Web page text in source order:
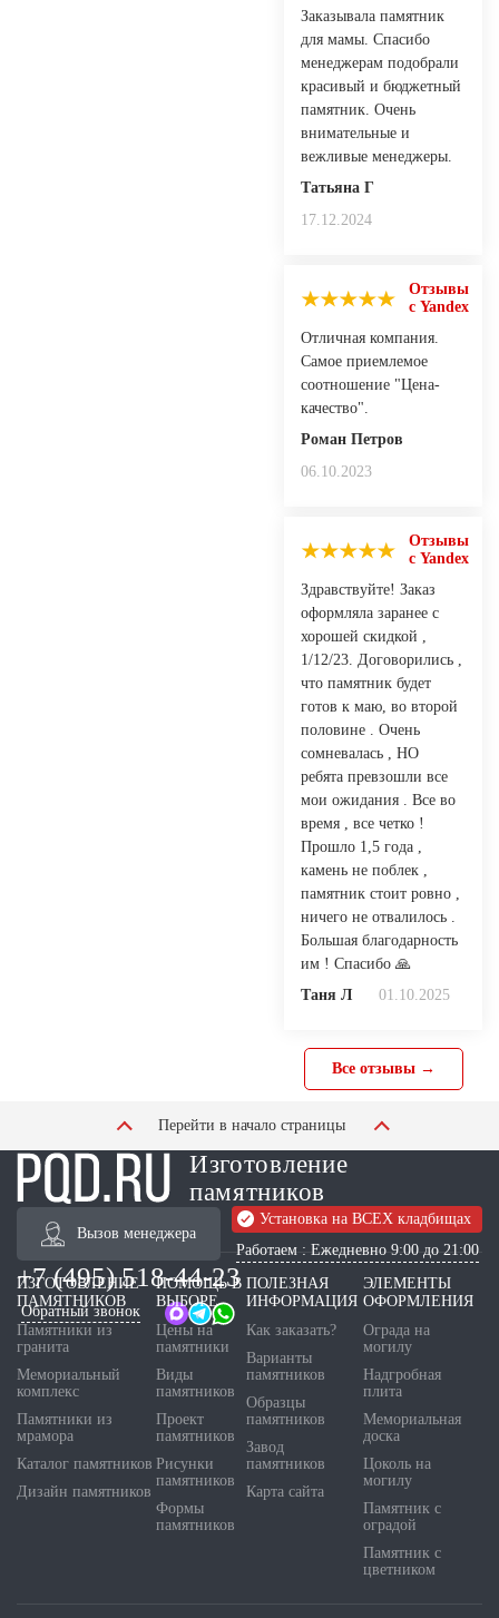
Заказывала памятник
для мамы. Спасибо
менеджерам подобрали
красивый и бюджетный
памятник. Очень
внимательные и
вежливые менеджеры.
Татьяна Г
17.12.2024
Отзывы
с Yandex
Отличная компания.
Самое приемлемое
соотношение "Цена-
качество".
Роман Петров
06.10.2023
Отзывы
с Yandex
Здравствуйте! Заказ
оформляла заранее с
хорошей скидкой ,
1/12/23. Договорились ,
что памятник будет
готов к маю, во второй
половине . Очень
сомневалась , НО
ребята превзошли все
мои ожидания . Все во
время , все четко !
Прошло 1,5 года ,
камень не поблек ,
памятник стоит ровно ,
ничего не отвалилось .
Большая благодарность
им ! Спасибо 🙏
Таня Л
01.10.2025
Все отзывы →
Перейти в начало страницы
Изготовление
памятников
Вызов менеджера
Установка на ВСЕХ кладбищах
Работаем : Ежедневно 9:00 до 21:00
+7 (495) 518-44-23
Обратный звонок
ИЗГОТОВЛЕНИЕ
ПАМЯТНИКОВ
Памятники из
гранита
Мемориальный
комплекс
Памятники из
мрамора
Каталог памятников
Дизайн памятников
ПОМОЩЬ В
ВЫБОРЕ
Цены на
памятники
Виды
памятников
Проект
памятников
Рисунки
памятников
Формы
памятников
ПОЛЕЗНАЯ
ИНФОРМАЦИЯ
Как заказать?
Варианты
памятников
Образцы
памятников
Завод
памятников
Карта сайта
ЭЛЕМЕНТЫ
ОФОРМЛЕНИЯ
Ограда на
могилу
Надгробная
плита
Мемориальная
доска
Цоколь на
могилу
Памятник с
оградой
Памятник с
цветником